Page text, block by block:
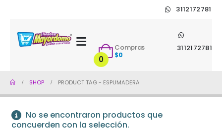
3112172781
3112172781
0
Compras
$0
SHOP PRODUCT TAG - ESPUMADERA
No se encontraron productos que
concuerden con la selección.